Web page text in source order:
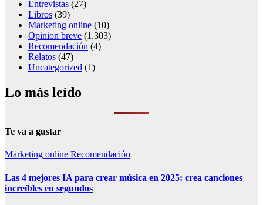
Entrevistas (27)
Libros (39)
Marketing online (10)
Opinion breve (1.303)
Recomendación (4)
Relatos (47)
Uncategorized (1)
Lo más leído
Te va a gustar
Marketing online Recomendación
Las 4 mejores IA para crear música en 2025: crea canciones
increíbles en segundos